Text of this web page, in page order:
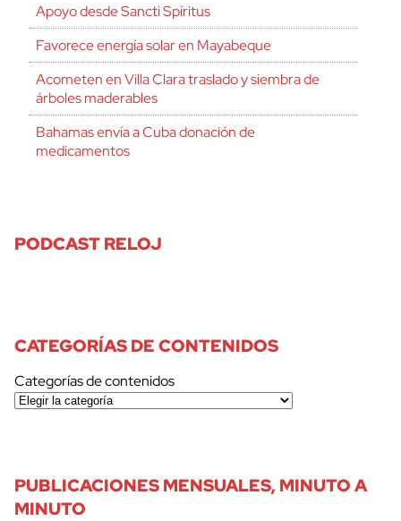
Apoyo desde Sancti Spíritus
Favorece energía solar en Mayabeque
Acometen en Villa Clara traslado y siembra de
árboles maderables
Bahamas envía a Cuba donación de
medicamentos
PODCAST RELOJ
CATEGORÍAS DE CONTENIDOS
Categorías de contenidos
PUBLICACIONES MENSUALES, MINUTO A
MINUTO